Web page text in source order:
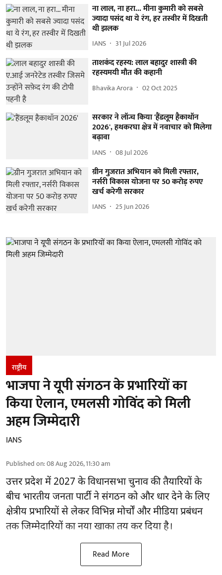
ना लाल, ना हरा... मीना कुमारी को सबसे
ज्यादा पसंद था ये रंग, हर तस्वीर में दिखती
थी झलक
IANS 31 Jul 2026
ताशकंद रहस्य: लाल बहादुर शास्त्री की
रहस्यमयी मौत की कहानी
Bhavika Arora 02 Oct 2025
सरकार ने लॉन्च किया 'हैंडलूम हैकाथॉन
2026', हथकरघा क्षेत्र में नवाचार को मिलेगा
बढ़ावा
IANS 08 Jul 2026
ग्रीन गुजरात अभियान को मिली रफ्तार,
नर्सरी विकास योजना पर 50 करोड़ रुपए
खर्च करेगी सरकार
IANS 25 Jun 2026
राष्ट्रीय
भाजपा ने यूपी संगठन के प्रभारियों का
किया ऐलान, एमलसी गोविंद को मिली
अहम जिम्मेदारी
IANS
Published on:08 Aug 2026, 11:30 am
उत्तर प्रदेश में 2027 के विधानसभा चुनाव की तैयारियों के
बीच भारतीय जनता पार्टी ने संगठन को और धार देने के लिए
क्षेत्रीय प्रभारियों से लेकर विभिन्न मोर्चों और मीडिया प्रबंधन
तक जिम्मेदारियों का नया खाका तय कर दिया है।
Read More